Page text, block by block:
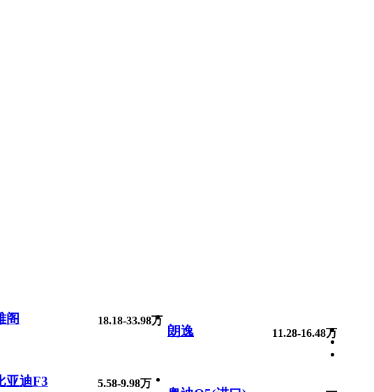
阁 18.18-33.98万
朗逸 11.28-16.48万
亚迪F3 5.58-9.98万